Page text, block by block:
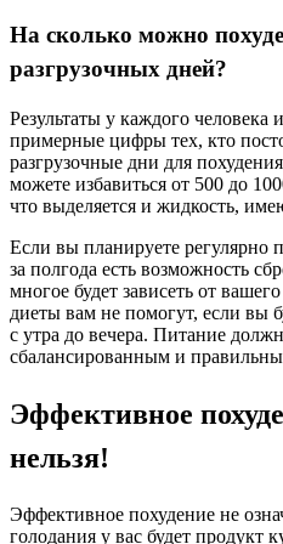
На сколько можно
разгрузочных дней?
Результаты у каждого человека
примерные цифры тех, кто
разгрузочные дни для
можете избавиться от 500 до
что выделяется и жидкость,
Если вы планируете регулярно
за полгода есть возможность
многое будет зависеть от
диеты вам не помогут, если вы
с утра до вечера. Питание
сбалансированным и
Эффективное
нельзя!
Эффективное похудение не
голодания у вас будет продукт